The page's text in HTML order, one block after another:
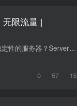
官方网站：https://www.servergigabit.com/ 您是否在寻找低延迟、高稳定性的服务器？ServerGigabit 助力您的网站与应用运行更顺畅、更快速！我们成立于 2011 年，总部位于马来西亚吉隆坡...
0 57 15